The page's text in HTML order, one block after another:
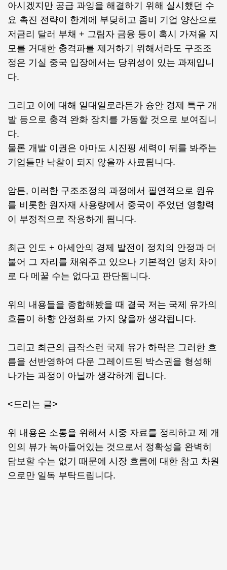
아시겠지만 공급 과잉을 해결하기 위해 실시했던 수
요 촉진 전략이 한계에 부딪히고 좀비 기업 양산으로
저금리 달러 부채 + 그림자 금융 등이 혹시 가져올 지
모를 거대한 충격파를 제거하기 위해서라도 구조조
정은 기실 중국 입장에서는 당위성이 있는 과제입니
다.
그리고 이에 대해 일대일로라든가 슝안 경제 특구 개
발 등으로 충격 완화 장치를 가동할 것으로 보여집니
다.
물론 개발 이권은 아마도 시진핑 세력이 뒤를 봐주는
기업들만 낙찰이 되지 않을까 사료됩니다.
암튼, 이러한 구조조정의 과정에서 필연적으로 원유
를 비롯한 원자재 사용량에서 중국이 주었던 영향력
이 부정적으로 작용하게 됩니다.
최근 인도 + 아세안의 경제 발전이 정치의 안정과 더
불어 그 자리를 채워주고 있으나 기본적인 덩치 차이
로 다 메꿀 수는 없다고 판단됩니다.
위의 내용들을 종합해봤을 때 결국 저는 국제 유가의
흐름이 하향 안정화로 가지 않을까 생각됩니다.
그리고 최근의 급작스런 국제 유가 하락은 그러한 흐
름을 선반영하여 다운 그레이드된 박스권을 형성해
나가는 과정이 아닐까 생각하게 됩니다.
<드리는 글>
위 내용은 소통을 위해서 시중 자료를 정리하고 제 개
인의 뷰가 녹아들어있는 것으로서 정확성을 완벽히
담보할 수는 없기 때문에 시장 흐름에 대한 참고 차원
으로만 일독 부탁드립니다.